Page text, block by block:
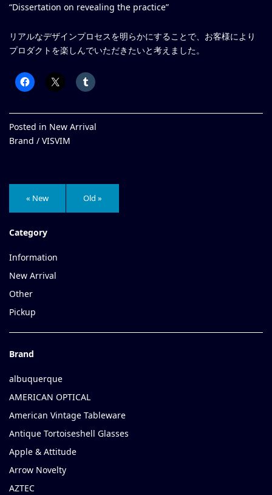
“Dissertation on revealing the practice”
リアルなデザインプロセスを明らかにすることで、お客様により
プロダクトを楽しんでいただきたいと考えました。
Posted in New Arrival
Brand / VISVIM
« New Old »
Category
Information
New Arrival
Other
Pickup
Brand
albuquerque
AMERICAN OPTICAL
American Vintage Tableware
Antique Tortoiseshell Glasses
Apple & Attitude
Arrow Novelty
AZTEC